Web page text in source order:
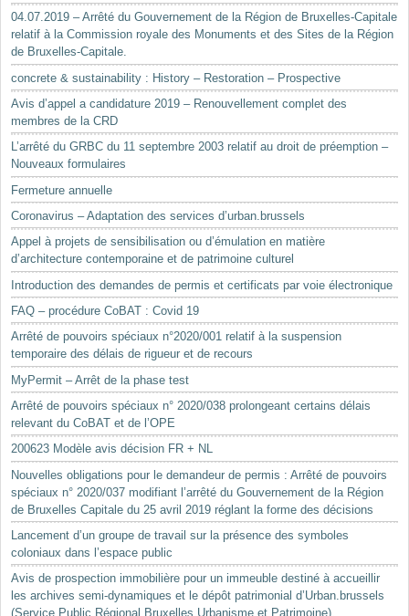
04.07.2019 – Arrêté du Gouvernement de la Région de Bruxelles-Capitale
relatif à la Commission royale des Monuments et des Sites de la Région
de Bruxelles-Capitale.
concrete & sustainability : History – Restoration – Prospective
Avis d’appel a candidature 2019 – Renouvellement complet des
membres de la CRD
L’arrêté du GRBC du 11 septembre 2003 relatif au droit de préemption –
Nouveaux formulaires
Fermeture annuelle
Coronavirus – Adaptation des services d’urban.brussels
Appel à projets de sensibilisation ou d’émulation en matière
d’architecture contemporaine et de patrimoine culturel
Introduction des demandes de permis et certificats par voie électronique
FAQ – procédure CoBAT : Covid 19
Arrêté de pouvoirs spéciaux n°2020/001 relatif à la suspension
temporaire des délais de rigueur et de recours
MyPermit – Arrêt de la phase test
Arrêté de pouvoirs spéciaux n° 2020/038 prolongeant certains délais
relevant du CoBAT et de l’OPE
200623 Modèle avis décision FR + NL
Nouvelles obligations pour le demandeur de permis : Arrêté de pouvoirs
spéciaux n° 2020/037 modifiant l’arrêté du Gouvernement de la Région
de Bruxelles Capitale du 25 avril 2019 réglant la forme des décisions
Lancement d’un groupe de travail sur la présence des symboles
coloniaux dans l’espace public
Avis de prospection immobilière pour un immeuble destiné à accueillir
les archives semi-dynamiques et le dépôt patrimonial d’Urban.brussels
(Service Public Régional Bruxelles Urbanisme et Patrimoine).